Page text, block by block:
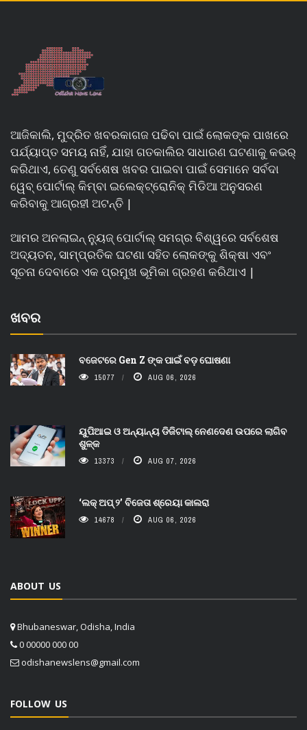
ଆଜିକାଲି, ମୁଦ୍ରିତ ଖବରକାଗଜ ପଢିବା ପାଇଁ ଲୋକଙ୍କ ପାଖରେ
ପର୍ଯ୍ୟାପ୍ତ ସମୟ ନାହିଁ, ଯାହା ଗତକାଲିର ସାଧାରଣ ଘଟଣାକୁ କଭର୍
କରିଥାଏ, ତେଣୁ ସର୍ବଶେଷ ଖବର ପାଇବା ପାଇଁ ସେମାନେ ସର୍ବଦା
ୱେବ୍ ପୋର୍ଟାଲ୍ କିମ୍ବା ଇଲେକ୍ଟ୍ରୋନିକ୍ ମିଡିଆ ଅନୁସରଣ
କରିବାକୁ ଆଗ୍ରହୀ ଅଟନ୍ତି |
ଆମର ଅନଲାଇନ୍ ନ୍ୟୁଜ୍ ପୋର୍ଟାଲ୍ ସମଗ୍ର ବିଶ୍ୱରେ ସର୍ବଶେଷ
ଅଦ୍ୟତନ, ସାମ୍ପ୍ରତିକ ଘଟଣା ସହିତ ଲୋକଙ୍କୁ ଶିକ୍ଷା ଏବଂ
ସୂଚନା ଦେବାରେ ଏକ ପ୍ରମୁଖ ଭୂମିକା ଗ୍ରହଣ କରିଥାଏ |
ଖବର
ବଜେଟରେ Gen Z ଙ୍କ ପାଇଁ ବଡ଼ ଘୋଷଣା
15077 AUG 06, 2026
ୟୁପିଆଇ ଓ ଅନ୍ୟାନ୍ୟ ଡିଜିଟାଲ୍ ନେଣଦେଣ ଉପରେ ଲାଗିବ
ଶୁଳ୍କ
13373 AUG 07, 2026
‘ଲକ୍ ଅପ୍ ୨’ ବିଜେତା ଶ୍ରେୟା କାଲରା
14678 AUG 06, 2026
ABOUT US
Bhubaneswar, Odisha, India
0 00000 000 00
odishanewslens@gmail.com
FOLLOW US